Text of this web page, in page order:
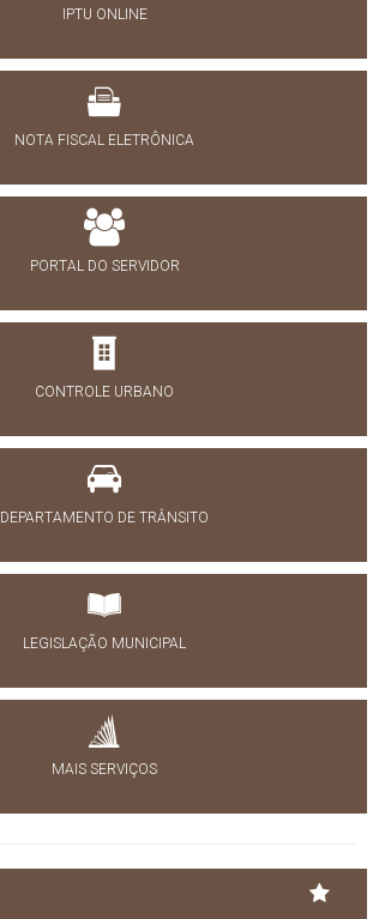
IPTU ONLINE
NOTA FISCAL ELETRÔNICA
PORTAL DO SERVIDOR
CONTROLE URBANO
DEPARTAMENTO DE TRÂNSITO
LEGISLAÇÃO MUNICIPAL
MAIS SERVIÇOS